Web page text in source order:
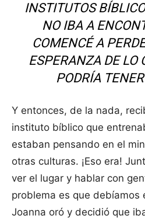
INSTITUTOS
NO IBA A
COMENCÉ A
ESPERANZA DE LO
PODRÍA
Y entonces, de la nada,
instituto bíblico que
estaban pensando en el
otras culturas. ¡Eso era!
ver el lugar y hablar con
problema es que
Joanna oró y decidió que